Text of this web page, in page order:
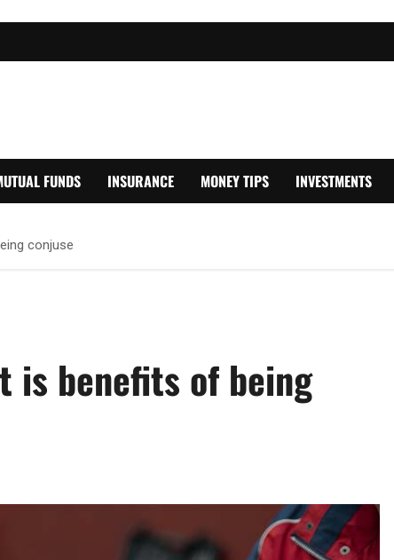
FUNDS INSURANCE MONEY TIPS INVESTMENTS
conjuse
benefits of being